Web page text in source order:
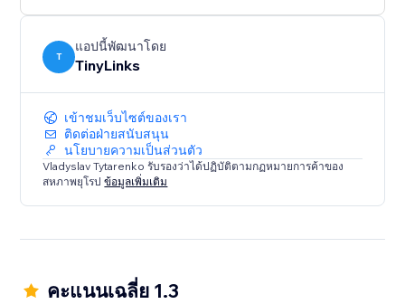
T
แอปนี้พัฒนาโดย
TinyLinks
เข้าชมเว็บไซต์ของเรา
ติดต่อฝ่ายสนับสนุน
นโยบายความเป็นส่วนตัว
Vladyslav Tytarenko รับรองว่าได้ปฏิบัติตามกฏหมายการค้าของ
สหภาพยุโรปข้อมูลเพิ่มเติม
คะแนนเฉลี่ย 1.3